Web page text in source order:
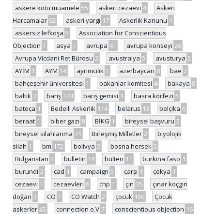
askere kötü muamele 55 askeri cezaevi 4
Askeri
Harcamalar 92 askeri yargı 17 Askerlik Kanunu 1
askersiz lefkoşa 5
Association for Conscientious
Objection 1 asya 1 avrupa 41 avrupa konseyi 26
Avrupa Vicdani Ret Bürosu 2 avustralya 5 avusturya 2
AYİM 1 AYM 14 ayrımcılık 1 azerbaycan 8 bae 2
bahçeşehir üniversitesi 1 bakanlar komitesi 4 bakaya 8
baltık 7 barış 174 barış gemisi 1 basra körfezi 5
batoça 1 Bedelli Askerlik 114 belarus 13 belçika 6
beraat 1 biber gazı 8 BİKG 1 bireysel başvuru 2
bireysel silahlanma 71 Birleşmiş Milletler 2
biyolojik
silah 1 bm 172 bolivya 2 bosna hersek 2
Bulgaristan 3 bulletin 14 bülten 11 burkina faso 1
burundi 2 çad 1 campaign 5 çarşı 1 çekya 1
cezaevi 1 cezaevleri 6 chp 1 çin 35
çınar koçgiri
doğan 3 CO 1 CO Watch 2 çocuk 150
Çocuk
askerler 45 connection e.V 7 conscientious objection 16